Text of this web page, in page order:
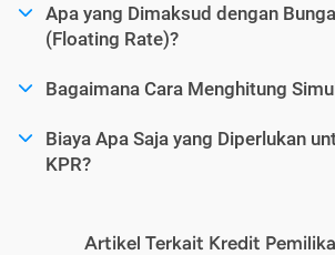
Apa yang Dimaksud dengan
(Floating Rate)?
Bagaimana Cara Menghitung
Biaya Apa Saja yang Diperlukan
KPR?
Artikel Terkait Kredit